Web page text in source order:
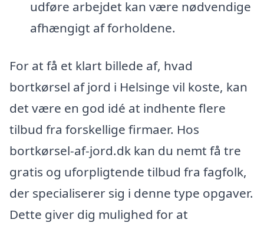
udføre arbejdet kan være nødvendige
afhængigt af forholdene.
For at få et klart billede af, hvad
bortkørsel af jord i Helsinge vil koste, kan
det være en god idé at indhente flere
tilbud fra forskellige firmaer. Hos
bortkørsel-af-jord.dk kan du nemt få tre
gratis og uforpligtende tilbud fra fagfolk,
der specialiserer sig i denne type opgaver.
Dette giver dig mulighed for at